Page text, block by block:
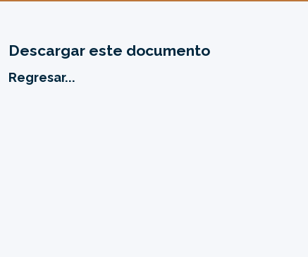
Descargar este documento
Regresar...